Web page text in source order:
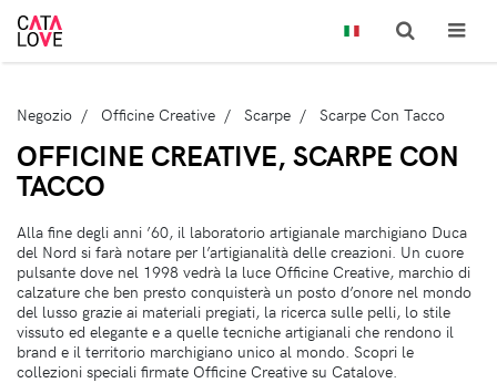
Negozio Officine Creative Scarpe Scarpe Con Tacco
OFFICINE CREATIVE, SCARPE CON
TACCO
Alla fine degli anni ’60, il laboratorio artigianale marchigiano Duca
del Nord si farà notare per l’artigianalità delle creazioni. Un cuore
pulsante dove nel 1998 vedrà la luce Officine Creative, marchio di
calzature che ben presto conquisterà un posto d’onore nel mondo
del lusso grazie ai materiali pregiati, la ricerca sulle pelli, lo stile
vissuto ed elegante e a quelle tecniche artigianali che rendono il
brand e il territorio marchigiano unico al mondo. Scopri le
collezioni speciali firmate Officine Creative su Catalove.